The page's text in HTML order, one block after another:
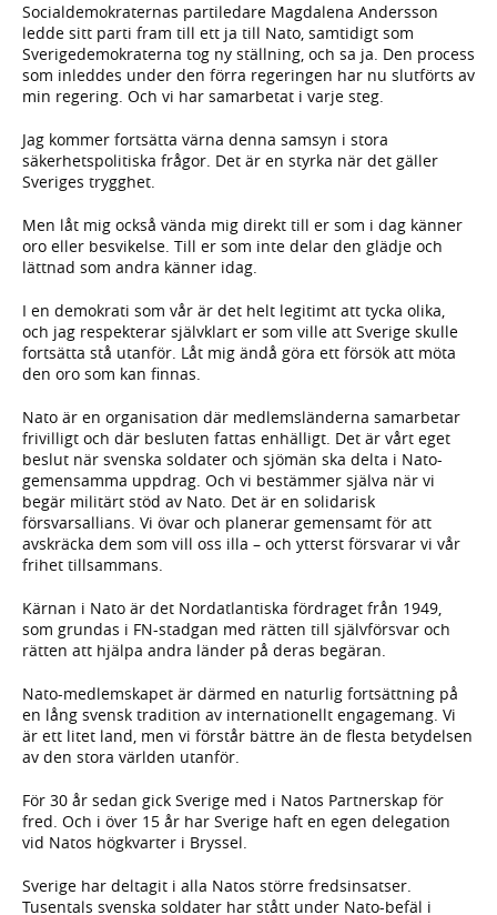
Socialdemokraternas partiledare Magdalena Andersson
ledde sitt parti fram till ett ja till Nato, samtidigt som
Sverigedemokraterna tog ny ställning, och sa ja. Den process
som inleddes under den förra regeringen har nu slutförts av
min regering. Och vi har samarbetat i varje steg.
Jag kommer fortsätta värna denna samsyn i stora
säkerhetspolitiska frågor. Det är en styrka när det gäller
Sveriges trygghet.
Men låt mig också vända mig direkt till er som i dag känner
oro eller besvikelse. Till er som inte delar den glädje och
lättnad som andra känner idag.
I en demokrati som vår är det helt legitimt att tycka olika,
och jag respekterar självklart er som ville att Sverige skulle
fortsätta stå utanför. Låt mig ändå göra ett försök att möta
den oro som kan finnas.
Nato är en organisation där medlemsländerna samarbetar
frivilligt och där besluten fattas enhälligt. Det är vårt eget
beslut när svenska soldater och sjömän ska delta i Nato-
gemensamma uppdrag. Och vi bestämmer själva när vi
begär militärt stöd av Nato. Det är en solidarisk
försvarsallians. Vi övar och planerar gemensamt för att
avskräcka dem som vill oss illa – och ytterst försvarar vi vår
frihet tillsammans.
Kärnan i Nato är det Nordatlantiska fördraget från 1949,
som grundas i FN-stadgan med rätten till självförsvar och
rätten att hjälpa andra länder på deras begäran.
Nato-medlemskapet är därmed en naturlig fortsättning på
en lång svensk tradition av internationellt engagemang. Vi
är ett litet land, men vi förstår bättre än de flesta betydelsen
av den stora världen utanför.
För 30 år sedan gick Sverige med i Natos Partnerskap för
fred. Och i över 15 år har Sverige haft en egen delegation
vid Natos högkvarter i Bryssel.
Sverige har deltagit i alla Natos större fredsinsatser.
Tusentals svenska soldater har stått under Nato-befäl i